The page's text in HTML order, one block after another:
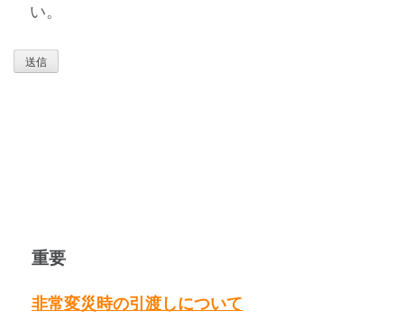
い。
重要
非常変災時の引渡しについて